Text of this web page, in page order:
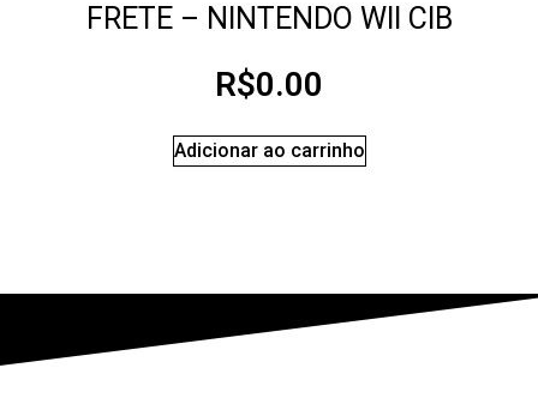
FRETE – NINTENDO WII CIB
R$0.00
Adicionar ao carrinho